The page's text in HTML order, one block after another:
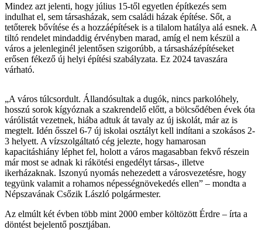
Mindez azt jelenti, hogy július 15-től egyetlen építkezés sem
indulhat el, sem társasházak, sem családi házak építése. Sőt, a
tetőterek bővítése és a hozzáépítések is a tilalom hatálya alá esnek. A
tiltó rendelet mindaddig érvényben marad, amíg el nem készül a
város a jelenleginél jelentősen szigorúbb, a társasházépítéseket
erősen fékező új helyi építési szabályzata. Ez 2024 tavaszára
várható.
„A város túlcsordult. Állandósultak a dugók, nincs parkolóhely,
hosszú sorok kígyóznak a szakrendelő előtt, a bölcsődében évek óta
várólistát vezetnek, hiába adtuk át tavaly az új iskolát, már az is
megtelt. Idén ősszel 6-7 új iskolai osztályt kell indítani a szokásos 2-
3 helyett. A vízszolgáltató cég jelezte, hogy hamarosan
kapacitáshiány léphet fel, holott a város magasabban fekvő részein
már most se adnak ki rákötési engedélyt társas-, illetve
ikerházaknak. Iszonyú nyomás nehezedett a városvezetésre, hogy
tegyünk valamit a rohamos népességnövekedés ellen” – mondta a
Népszavának Csőzik László polgármester.
Az elmúlt két évben több mint 2000 ember költözött Érdre – írta a
döntést bejelentő posztjában.